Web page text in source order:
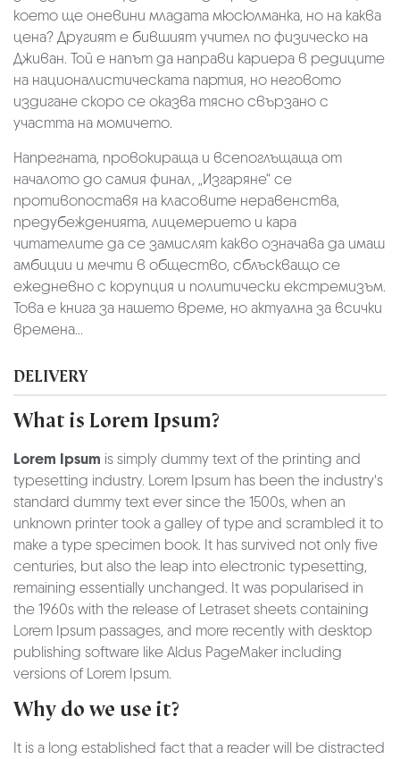
което ще оневини младата мюсюлманка, но на каква
цена? Другият е бившият учител по физическо на
Дживан. Той е напът да направи кариера в редиците
на националистическата партия, но неговото
издигане скоро се оказва тясно свързано с
участта на момичето.
Напрегната, провокираща и всепоглъщаща от
началото до самия финал, „Изгаряне“ се
противопоставя на класовите неравенства,
предубежденията, лицемерието и кара
читателите да се замислят какво означава да имаш
амбиции и мечти в общество, сблъскващо се
ежедневно с корупция и политически екстремизъм.
Това е книга за нашето време, но актуална за всички
времена...
DELIVERY
What is Lorem Ipsum?
Lorem Ipsum is simply dummy text of the printing and
typesetting industry. Lorem Ipsum has been the industry's
standard dummy text ever since the 1500s, when an
unknown printer took a galley of type and scrambled it to
make a type specimen book. It has survived not only five
centuries, but also the leap into electronic typesetting,
remaining essentially unchanged. It was popularised in
the 1960s with the release of Letraset sheets containing
Lorem Ipsum passages, and more recently with desktop
publishing software like Aldus PageMaker including
versions of Lorem Ipsum.
Why do we use it?
It is a long established fact that a reader will be distracted